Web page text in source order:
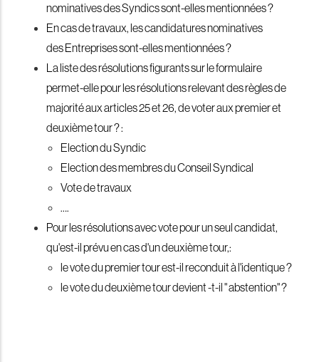
nominatives des Syndics sont-elles mentionnées ?
En cas de travaux, les candidatures nominatives
des Entreprises sont-elles mentionnées ?
La liste des résolutions figurants sur le formulaire
permet-elle pour les résolutions relevant des règles de
majorité aux articles 25 et 26, de voter aux premier et
deuxième tour ? :
Election du Syndic
Election des membres du Conseil Syndical
Vote de travaux
….
Pour les résolutions avec vote pour un seul candidat,
qu'est-il prévu en cas d'un deuxième tour,:
le vote du premier tour est-il reconduit à l'identique ?
le vote du deuxième tour devient -t-il " abstention" ?